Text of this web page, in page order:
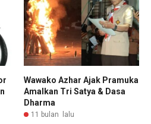
Wawako Azhar Ajak Pramuka
Amalkan Tri Satya & Dasa
Dharma
11 bulan lalu